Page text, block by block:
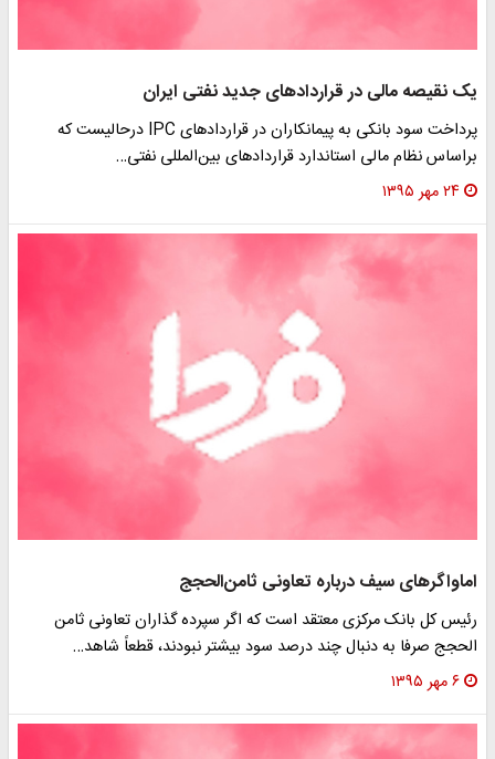
یک نقیصه مالی در قراردادهای جدید نفتی ایران
پرداخت سود بانکی به پیمانکاران در قراردادهای IPC درحالیست که
براساس نظام مالی استاندارد قراردادهای بین‌المللی نفتی…
۲۴ مهر ۱۳۹۵
اماواگرهای سیف درباره تعاونی ثامن‌الحجج
رئیس کل بانک مرکزی معتقد است که اگر سپرده گذاران تعاونی ثامن
الحجج صرفا به دنبال چند درصد سود بیشتر نبودند، قطعاً شاهد…
۶ مهر ۱۳۹۵